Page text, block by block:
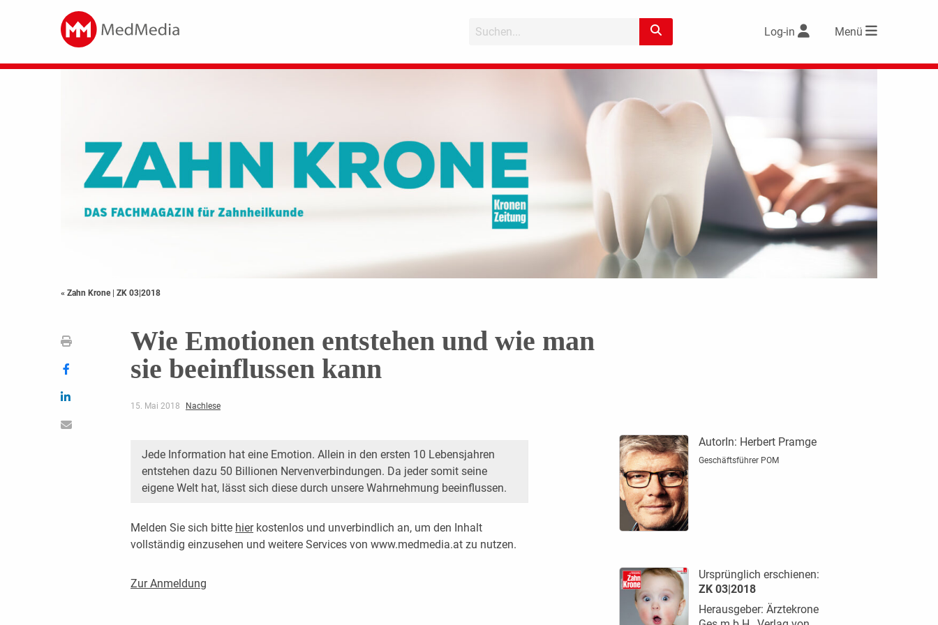
Log-in Menü
« Zahn Krone | ZK 03|2018
Wie Emotionen entstehen und wie man
sie beeinflussen kann
15. Mai 2018 Nachlese
Jede Information hat eine Emotion. Allein in den ersten 10 Lebensjahren
entstehen dazu 50 Billionen Nervenverbindungen. Da jeder somit seine
eigene Welt hat, lässt sich diese durch unsere Wahrnehmung beeinflussen.
Melden Sie sich bitte hierkostenlos und unverbindlich an, um den Inhalt
vollständig einzusehen und weitere Services von www.medmedia.at zu nutzen.
Zur Anmeldung
AutorIn: Herbert Pramge
Geschäftsführer POM
Ursprünglich erschienen:
ZK 03|2018
Herausgeber: Ärztekrone